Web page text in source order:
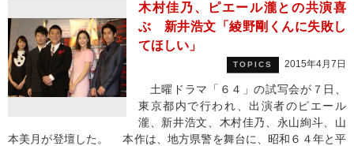
木村佳乃、ピエール瀧との共演喜
ぶ 新井浩文「綾野剛くんに失敗し
てほしい」
TOPICS 2015年4月7日
土曜ドラマ「６４」の試写会が７日、
東京都内で行われ、出演者のピエール
瀧、新井浩文、木村佳乃、永山絢斗、山
本美月が登壇した。 本作は、地方県警を舞台に、昭和６４年と平